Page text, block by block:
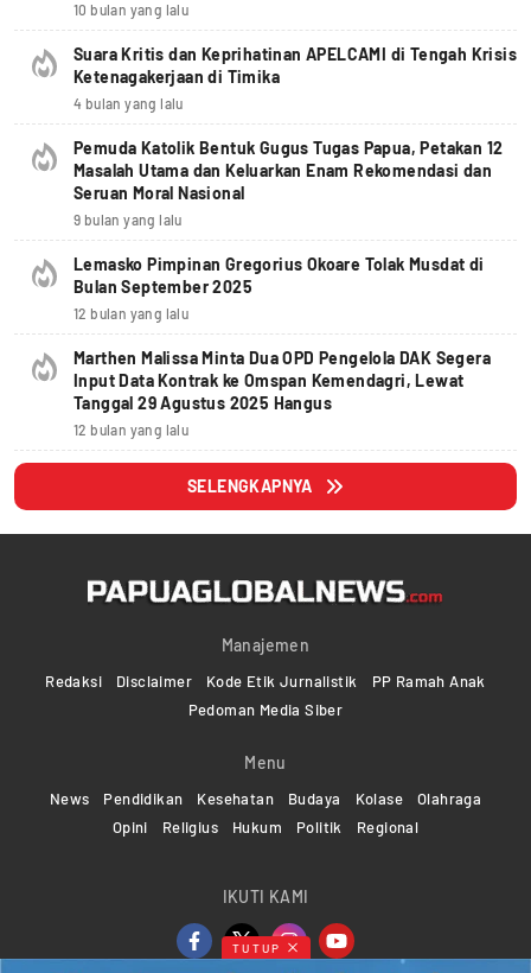
10 bulan yang lalu
Suara Kritis dan Keprihatinan APELCAMI di Tengah Krisis
Ketenagakerjaan di Timika
4 bulan yang lalu
Pemuda Katolik Bentuk Gugus Tugas Papua, Petakan 12
Masalah Utama dan Keluarkan Enam Rekomendasi dan
Seruan Moral Nasional
9 bulan yang lalu
Lemasko Pimpinan Gregorius Okoare Tolak Musdat di
Bulan September 2025
12 bulan yang lalu
Marthen Malissa Minta Dua OPD Pengelola DAK Segera
Input Data Kontrak ke Omspan Kemendagri, Lewat
Tanggal 29 Agustus 2025 Hangus
12 bulan yang lalu
SELENGKAPNYA
Manajemen
Redaksi Disclaimer Kode Etik Jurnalistik
PP Ramah Anak
Pedoman Media Siber
Menu
News Pendidikan Kesehatan Budaya Kolase
Olahraga
Opini
Religius Hukum Politik Regional
IKUTI KAMI
TUTUP